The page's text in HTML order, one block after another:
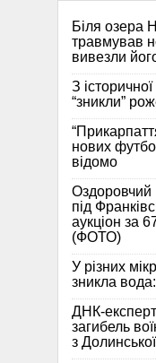
Біля озера
травмував
вивезли
З
“зникли”
нових
відомо
Оздоровчий
під
аукціон за
(ФОТО)
У різних
зникла
ДНК-
загибель
з